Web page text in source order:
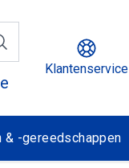
Klantenservice
& -gereedschappen